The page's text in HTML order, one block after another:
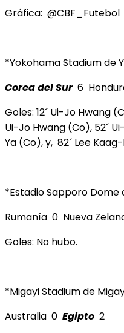
Gráfica: @CBF_Futebol
*Yokohama Stadium de
Corea del Sur6
Goles: 12´ Ui-Jo Hwang
Ui-Jo Hwang (Co), 52´
Ya (Co), y, 82´ Lee
*Estadio Sapporo Dome
Rumanía 0 Nueva
Goles: No hubo.
*Migayi Stadium de
Australia 0 Egipto 2